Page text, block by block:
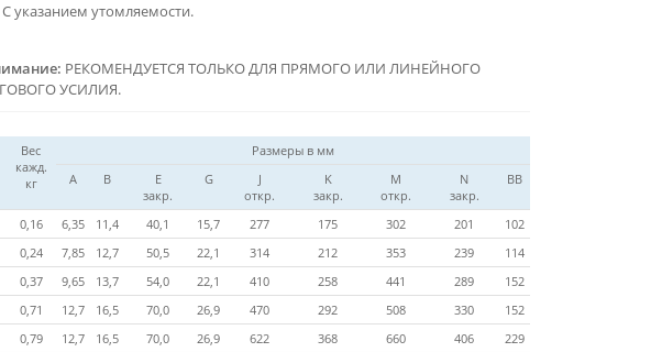
С указанием утомляемости.
РЕКОМЕНДУЕТСЯ ТОЛЬКО ДЛЯ ПРЯМОГО ИЛИ ЛИНЕЙНОГО
УСИЛИЯ.
Вес
кажд.
кг
Размеры в мм
А
B
E
закр.
G
J
откр.
K
закр.
M
откр.
N
закр.
BB
0,16 6,35 11,4 40,1 15,7 277 175 302 201
102
0,24 7,85 12,7 50,5 22,1 314 212 353 239
114
0,37 9,65 13,7 54,0 22,1 410 258 441 289
152
0,71 12,7 16,5 70,0 26,9 470 292 508 330
152
0,79 12,7 16,5 70,0 26,9 622 368 660 406
229